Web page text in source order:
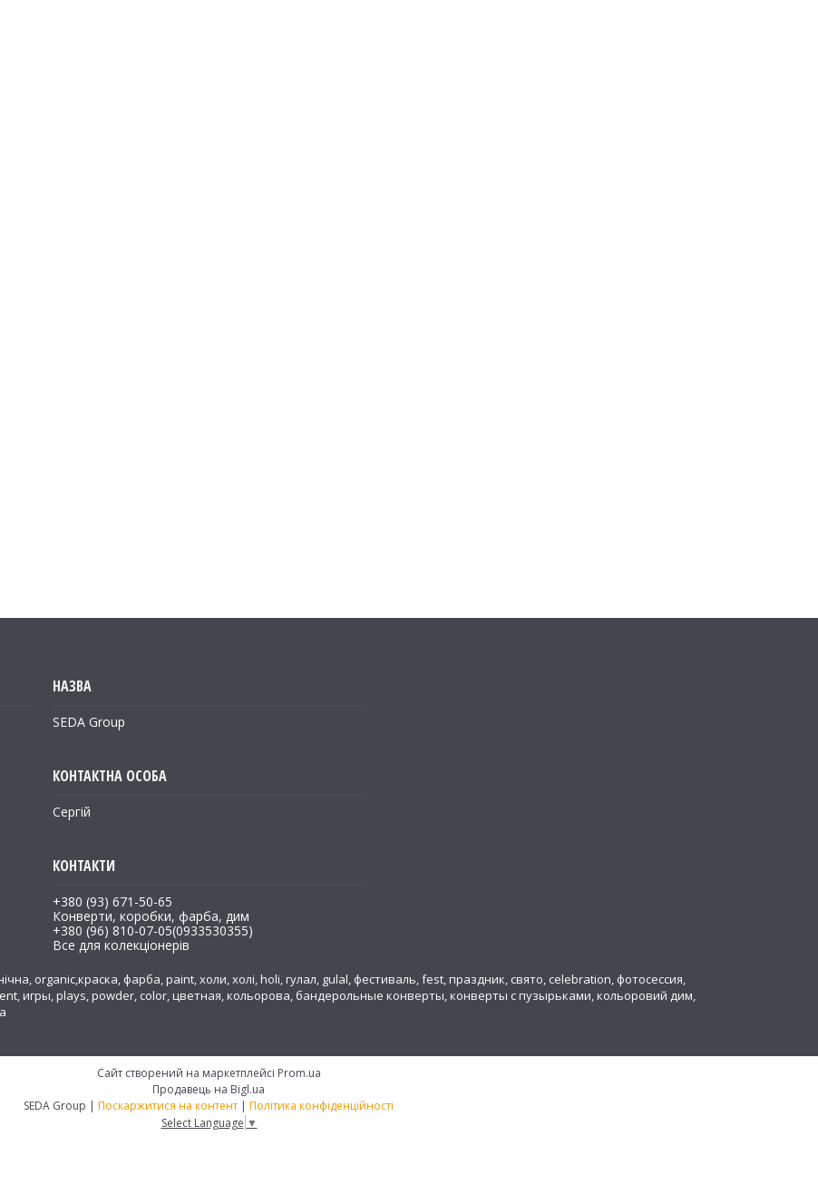
SEDA Group
Сергій
+380 (93) 671-50-65
Конверти, коробки, фарба, дим
+380 (96) 810-07-05 0933530355
Все для колекціонерів
organic,краска, фарба, paint, холи, холі, holi, гулал, gulal, фестиваль, fest, праздник, свято, celebration, фотосессия,
игры, plays, powder, color, цветная, кольорова, бандерольные конверты, конверты с пузырьками, кольоровий дим,
Сайт створений на маркетплейсі Prom.ua
Продавець на Bigl.ua
SEDA Group | Поскаржитися на контент | Політика конфіденційності
Select Language ▼